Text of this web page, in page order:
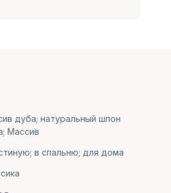
дуба; натуральный шпон
Массив
в спальню; для дома